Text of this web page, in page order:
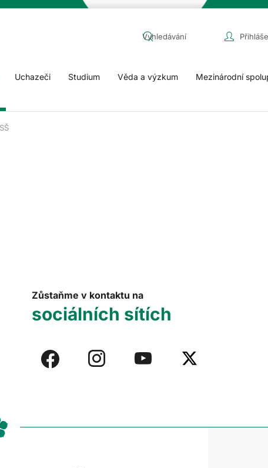
Uchazeči Studium Věda a výzkum Mezinárodní
Zůstaňme v kontaktu na
sociálních sítích